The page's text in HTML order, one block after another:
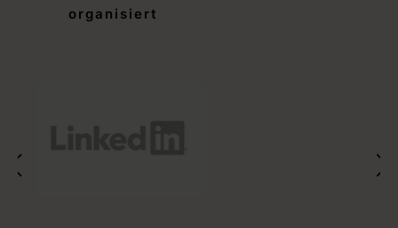
organisiert